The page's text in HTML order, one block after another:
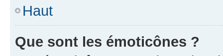
Haut
Que sont les émoticônes ?